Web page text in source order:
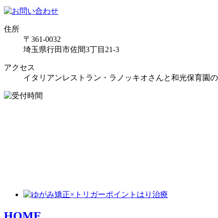
住所
〒361-0032
埼玉県行田市佐間3丁目21-3
アクセス
イタリアンレストラン・ラノッキオさんと和光保育園